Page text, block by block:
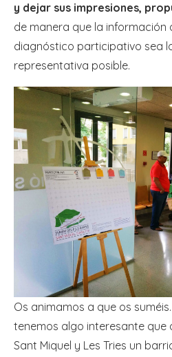
y dejar sus impresiones,
de manera que la información
diagnóstico participativo sea
representativa posible.
Os animamos a que os
tenemos algo interesante
Sant Miquel y Les Tries un